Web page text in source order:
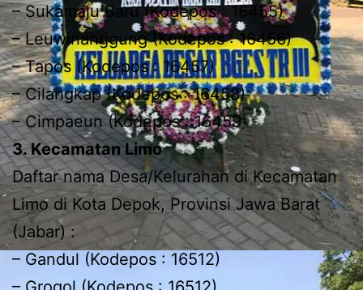
– Sukamaju Baru (Kodepos : 16455)
– Leuwinanggung (Kodepos : 16456)
– Tapos (Kodepos : 16457)
– Cilangkap (Kodepos : 16458)
– Cimpaeun (Kodepos : 16459)
3. Kecamatan Limo
Daftar nama Desa/Kelurahan di Kecamatan
Limo di Kota Depok, Provinsi Jawa Barat
(Jabar) :
– Gandul (Kodepos : 16512)